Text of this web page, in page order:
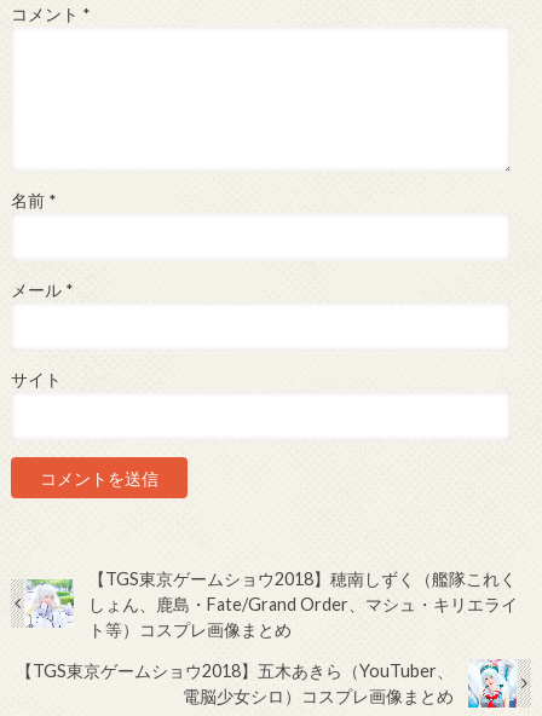
コメント *
名前 *
メール *
サイト
【TGS東京ゲームショウ2018】穂南しずく（艦隊これく
しょん、鹿島・Fate/Grand Order、マシュ・キリエライ
ト等）コスプレ画像まとめ
【TGS東京ゲームショウ2018】五木あきら（YouTuber、
電脳少女シロ）コスプレ画像まとめ